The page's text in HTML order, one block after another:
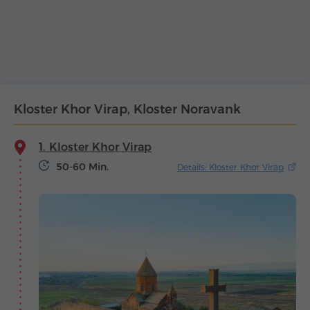
Kloster Khor Virap, Kloster Noravank
1. Kloster Khor Virap
50-60 Min. Details: Kloster Khor Virap